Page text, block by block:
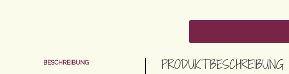
BESCHREIBUNG PRODUKTBESCHREIBUNG